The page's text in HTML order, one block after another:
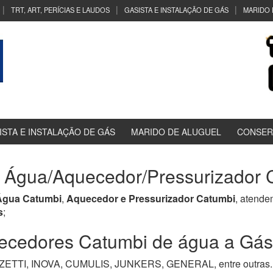
TRT, ART, PERÍCIAS E LAUDOS GASISTA E INSTALAÇÃO DE GÁS MARIDO
E INSTALAÇÃO DE GÁS MARIDO DE ALUGUEL
Aquecedor/Pressurizador
Catumbi, Aquecedor e Pressurizador Catumbi,
;
Catumbi de água a
INOVA, CUMULIS, JUNKERS, GENERAL, entre